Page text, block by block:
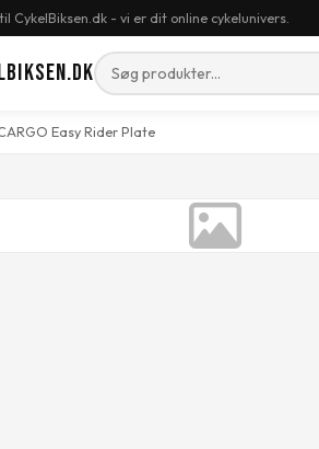
CykelBiksen.dk - vi er dit online cykelunivers.
Easy Rider Plate